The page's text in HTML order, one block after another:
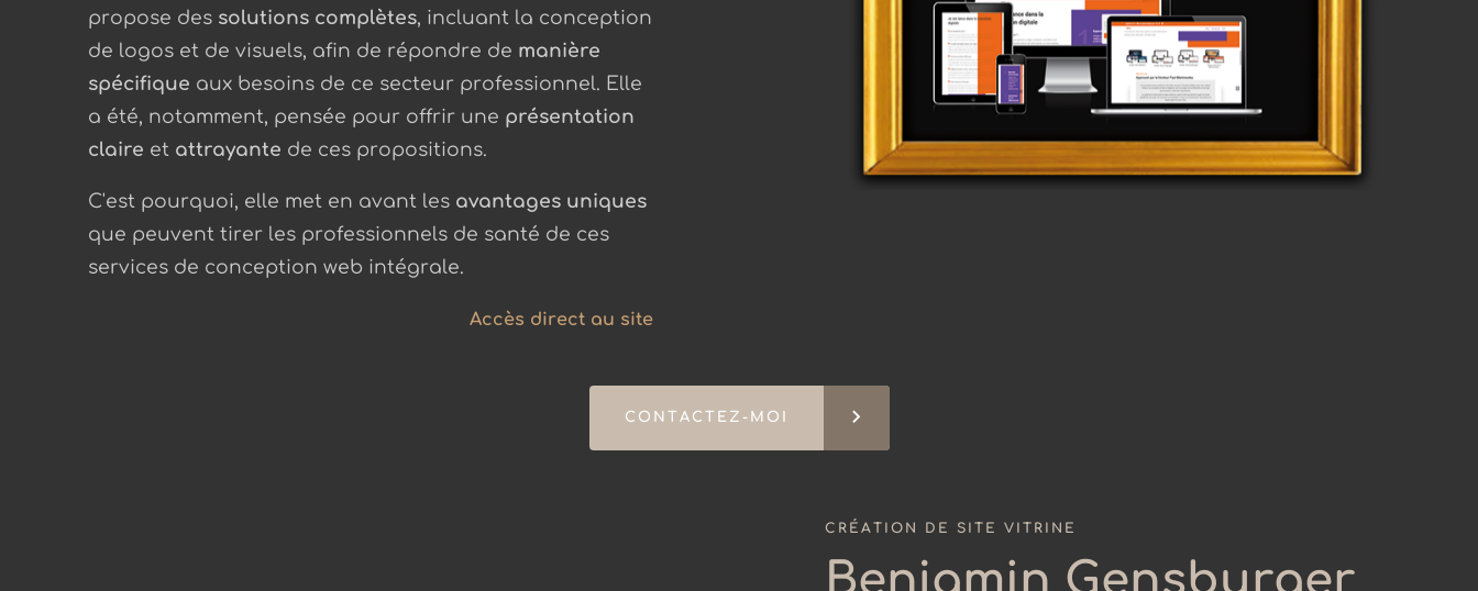
propose des solutions complètes, incluant la conception
de logos et de visuels, afin de répondre de manière
spécifique aux besoins de ce secteur professionnel. Elle
a été, notamment, pensée pour offrir une présentation
claire et attrayante de ces propositions.
C'est pourquoi, elle met en avant les avantages uniques
que peuvent tirer les professionnels de santé de ces
services de conception web intégrale.
Accès direct au site
CONTACTEZ-MOI keyboard_arrow_right
CRÉATION DE SITE VITRINE
Benjamin Gensburger